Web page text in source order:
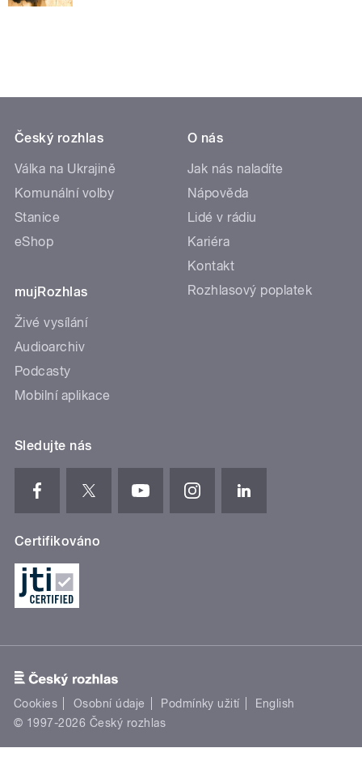
Český rozhlas
Válka na Ukrajině
Komunální volby
Stanice
eShop
mujRozhlas
Živé vysílání
Audioarchiv
Podcasty
Mobilní aplikace
O nás
Jak nás naladíte
Nápověda
Lidé v rádiu
Kariéra
Kontakt
Rozhlasový poplatek
Sledujte nás
Certifikováno
Cookies Osobní údaje Podmínky užití
English
© 1997-2026 Český rozhlas